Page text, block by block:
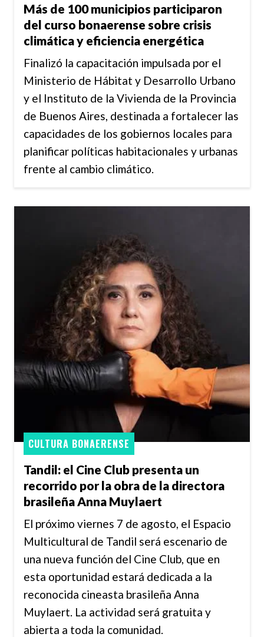
Más de 100 municipios participaron
del curso bonaerense sobre crisis
climática y eficiencia energética
Finalizó la capacitación impulsada por el
Ministerio de Hábitat y Desarrollo Urbano
y el Instituto de la Vivienda de la Provincia
de Buenos Aires, destinada a fortalecer las
capacidades de los gobiernos locales para
planificar políticas habitacionales y urbanas
frente al cambio climático.
Tandil: el Cine Club presenta un
recorrido por la obra de la directora
brasileña Anna Muylaert
CULTURA BONAERENSE
El próximo viernes 7 de agosto, el Espacio
Multicultural de Tandil será escenario de
una nueva función del Cine Club, que en
esta oportunidad estará dedicada a la
reconocida cineasta brasileña Anna
Muylaert. La actividad será gratuita y
abierta a toda la comunidad.